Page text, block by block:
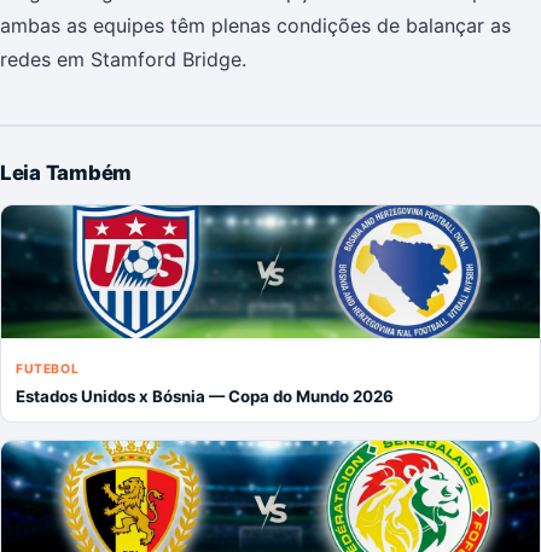
ambas as equipes têm plenas condições de balançar as
redes em Stamford Bridge.
Leia Também
FUTEBOL
Estados Unidos x Bósnia — Copa do Mundo 2026